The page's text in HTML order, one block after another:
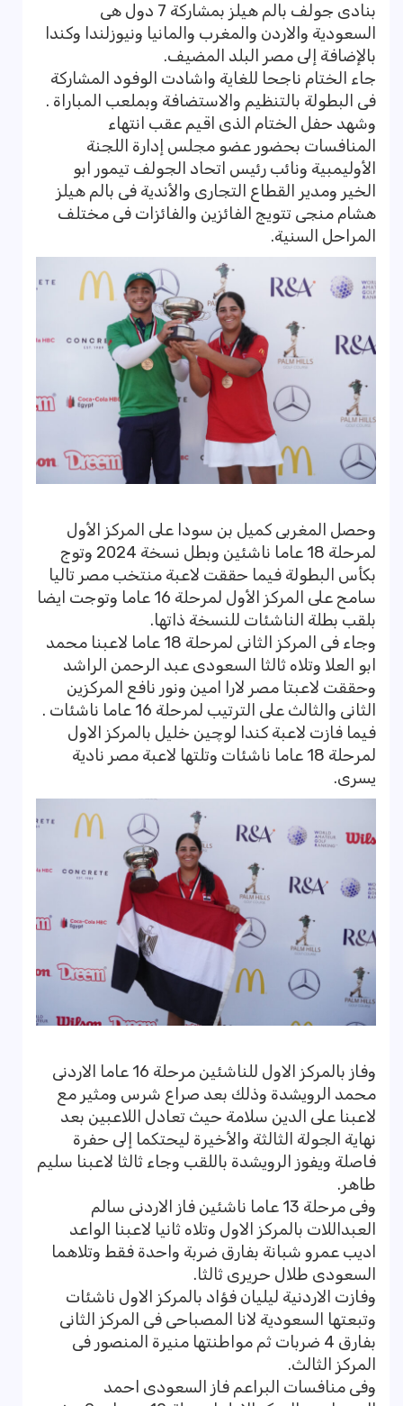
بنادى جولف بالم هيلز بمشاركة 7 دول هى
السعودية والاردن والمغرب والمانيا ونيوزلندا وكندا
بالإضافة إلى مصر البلد المضيف.
جاء الختام ناجحا للغاية واشادت الوفود المشاركة
فى البطولة بالتنظيم والاستضافة وبملعب المباراة .
وشهد حفل الختام الذى اقيم عقب انتهاء
المنافسات بحضور عضو مجلس إدارة اللجنة
الأوليمبية ونائب رئيس اتحاد الجولف تيمور ابو
الخير ومدير القطاع التجارى والأندية فى بالم هيلز
هشام منجى تتويج الفائزين والفائزات فى مختلف
المراحل السنية.
وحصل المغربى كميل بن سودا على المركز الأول
لمرحلة 18 عاما ناشئين وبطل نسخة 2024 وتوج
بكأس البطولة فيما حققت لاعبة منتخب مصر تاليا
سامح على المركز الأول لمرحلة 16 عاما وتوجت ايضا
بلقب بطلة الناشئات للنسخة ذاتها.
وجاء فى المركز الثانى لمرحلة 18 عاما لاعبنا محمد
ابو العلا وتلاه ثالثا السعودى عبد الرحمن الراشد
وحققت لاعبتا مصر لارا امين ونور نافع المركزين
الثانى والثالث على الترتيب لمرحلة 16 عاما ناشئات .
فيما فازت لاعبة كندا لوچين خليل بالمركز الاول
لمرحلة 18 عاما ناشئات وتلتها لاعبة مصر نادية
يسرى.
وفاز بالمركز الاول للناشئين مرحلة 16 عاما الاردنى
محمد الرويشدة وذلك بعد صراع شرس ومثير مع
لاعبنا على الدين سلامة حيث تعادل اللاعبين بعد
نهاية الجولة الثالثة والأخيرة ليحتكما إلى حفرة
فاصلة ويفوز الرويشدة باللقب وجاء ثالثا لاعبنا سليم
طاهر.
وفى مرحلة 13 عاما ناشئين فاز الاردنى سالم
العبداللات بالمركز الاول وتلاه ثانيا لاعبنا الواعد
اديب عمرو شبانة بفارق ضربة واحدة فقط وتلاهما
السعودى طلال حريرى ثالثا.
وفازت الاردنية ليليان فؤاد بالمركز الاول ناشئات
وتبعتها السعودية لانا المصباحى فى المركز الثانى
بفارق 4 ضربات ثم مواطنتها منيرة المنصور فى
المركز الثالث.
وفى منافسات البراعم فاز السعودى احمد